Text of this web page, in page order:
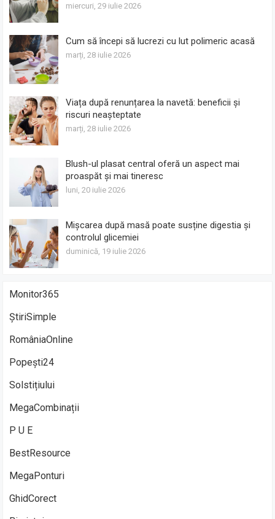
miercuri, 29 iulie 2026
Cum să începi să lucrezi cu lut polimeric acasă
marți, 28 iulie 2026
Viața după renunțarea la navetă: beneficii și
riscuri neașteptate
marți, 28 iulie 2026
Blush-ul plasat central oferă un aspect mai
proaspăt și mai tineresc
luni, 20 iulie 2026
Mișcarea după masă poate susține digestia și
controlul glicemiei
duminică, 19 iulie 2026
Monitor365
ȘtiriSimple
RomâniaOnline
Popești24
Solstițiului
MegaCombinații
P U E
BestResource
MegaPonturi
GhidCorect